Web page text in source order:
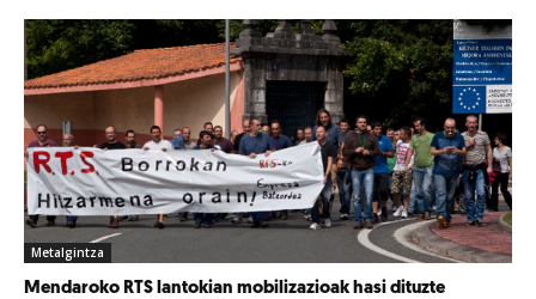
Metalgintza
Mendaroko RTS lantokian mobilizazioak hasi dituzte